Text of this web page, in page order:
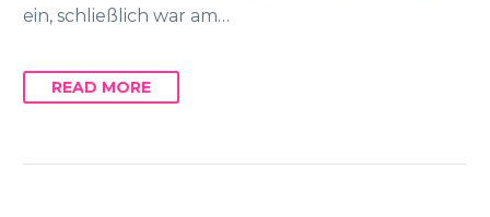
ein, schließlich war am…
READ MORE